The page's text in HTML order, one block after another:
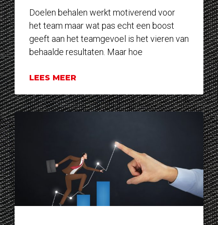
Doelen behalen werkt motiverend voor
het team maar wat pas echt een boost
geeft aan het teamgevoel is het vieren van
behaalde resultaten. Maar hoe
LEES MEER